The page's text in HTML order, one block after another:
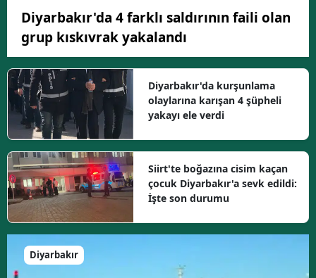
Diyarbakır'da 4 farklı saldırının faili olan
grup kıskıvrak yakalandı
Diyarbakır'da kurşunlama
olaylarına karışan 4 şüpheli
yakayı ele verdi
Siirt'te boğazına cisim kaçan
çocuk Diyarbakır'a sevk edildi:
İşte son durumu
Diyarbakır